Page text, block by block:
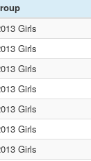
Girls
Girls
Girls
Girls
Girls
Girls
Girls